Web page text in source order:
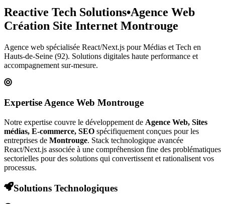
Reactive Tech Solutions•Agence Web
Création Site Internet Montrouge
Agence web spécialisée React/Next.js pourMédias et Tech en
Hauts-de-Seine (92). Solutions digitales haute performance et
accompagnement sur-mesure.
Expertise Agence Web Montrouge
Notre expertise couvre le développement de Agence Web, Sites
médias, E-commerce, SEO spécifiquement conçues pour les
entreprises de Montrouge. Stack technologique avancée
React/Next.js associée à une compréhension fine des problématiques
sectorielles pour des solutions qui convertissent et rationalisent vos
processus.
Solutions Technologiques